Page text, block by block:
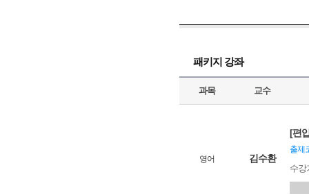
패키지 강좌
과목 교수
영어 김수환
[편
출제
수